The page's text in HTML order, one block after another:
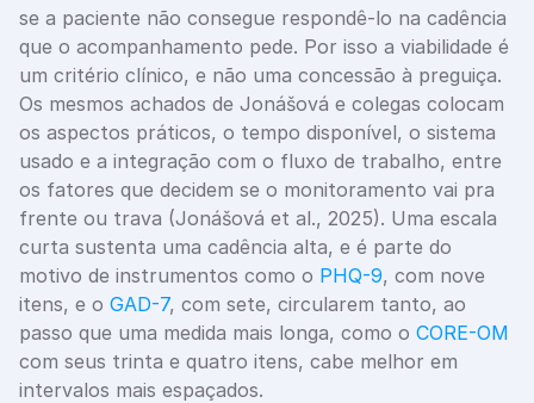
se a paciente não consegue respondê-lo na cadência
que o acompanhamento pede. Por isso a viabilidade é
um critério clínico, e não uma concessão à preguiça.
Os mesmos achados de Jonášová e colegas colocam
os aspectos práticos, o tempo disponível, o sistema
usado e a integração com o fluxo de trabalho, entre
os fatores que decidem se o monitoramento vai pra
frente ou trava (Jonášová et al., 2025). Uma escala
curta sustenta uma cadência alta, e é parte do
motivo de instrumentos como o PHQ-9, com nove
itens, e o GAD-7, com sete, circularem tanto, ao
passo que uma medida mais longa, como o CORE-OM
com seus trinta e quatro itens, cabe melhor em
intervalos mais espaçados.